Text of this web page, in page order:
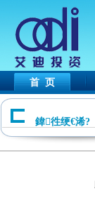
首 页
鍏徃绠€浠?